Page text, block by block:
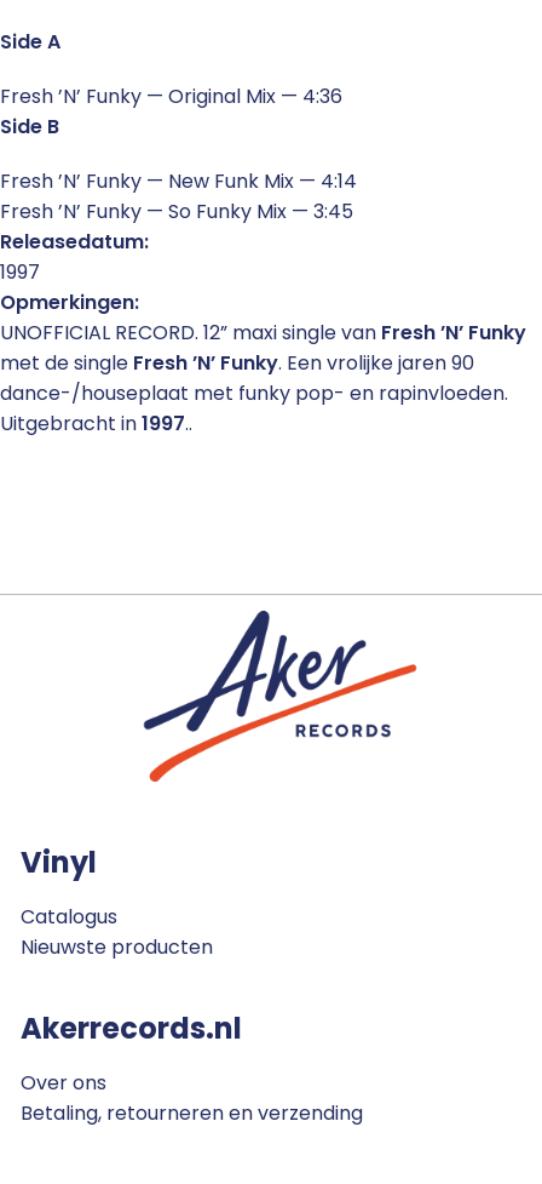
Side A
Fresh ’N’ Funky — Original Mix — 4:36
Side B
Fresh ’N’ Funky — New Funk Mix — 4:14
Fresh ’N’ Funky — So Funky Mix — 3:45
Releasedatum:
1997
Opmerkingen:
UNOFFICIAL RECORD. 12” maxi single van Fresh ’N’ Funky
met de single Fresh ’N’ Funky. Een vrolijke jaren 90
dance-/houseplaat met funky pop- en rapinvloeden.
Uitgebracht in1997..
Vinyl
Catalogus
Nieuwste producten
Akerrecords.nl
Over ons
Betaling, retourneren en verzending